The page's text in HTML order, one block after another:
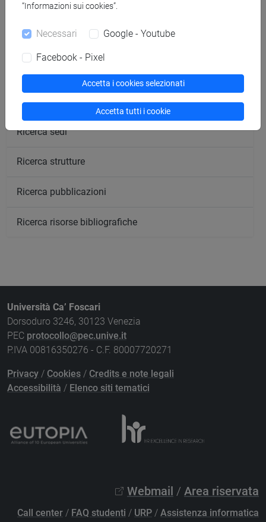
Cerca nel sito
Ricerca persone
Ricerca aule
Ricerca sedi
Ricerca strutture
Ricerca pubblicazioni
Ricerca risorse bibliografiche
Università Ca’ Foscari
Dorsoduro 3246, 30123 Venezia
PEC protocollo@pec.unive.it
P.IVA 00816350276 - C.F. 80007720271
Privacy / Cookies / Credits e note legali
Accessibilità / Elenco siti tematici
Webmail / Area riservata
Call center / FAQ studenti / URP / Assistenza informatica
“Informazioni sui cookies”.
Necessari Google - Youtube
Facebook - Pixel
Accetta i cookies selezionati
Accetta tutti i cookie